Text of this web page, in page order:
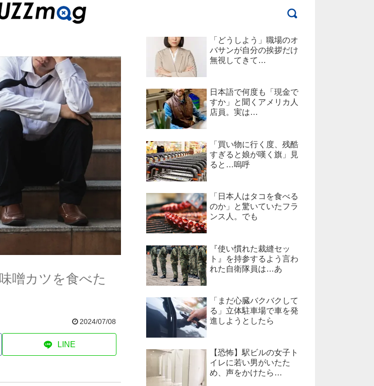
噌カツを食べた
2024/07/08
LINE
「どうしよう」職場のオ
バサンが自分の挨拶だけ
無視してきて…
日本語で何度も「現金で
すか」と聞くアメリカ人
店員。実は…
「買い物に行く度、残酷
すぎると娘が嘆く旗」見
ると…嗚呼
「日本人はタコを食べる
のか」と驚いていたフラ
ンス人。でも
『使い慣れた裁縫セッ
ト』を持参するよう言わ
れた自衛隊員は…あ
「まだ心臓バクバクして
る」立体駐車場で車を発
進しようとしたら
【恐怖】駅ビルの女子ト
イレに若い男がいたた
め、声をかけたら…